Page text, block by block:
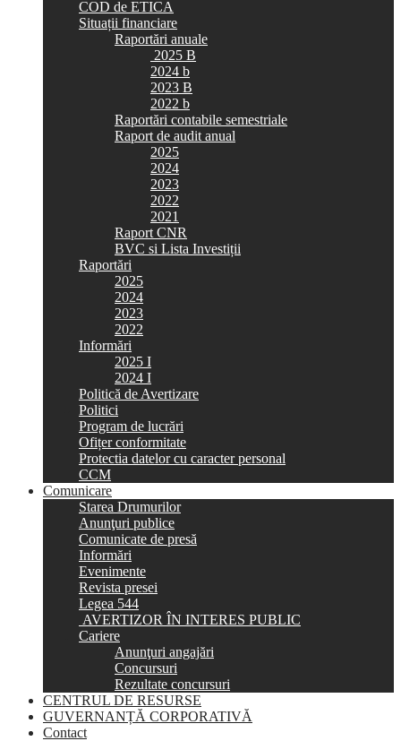
COD de ETICA
Situații financiare
Raportări anuale
2025 B
2024 b
2023 B
2022 b
Raportări contabile semestriale
Raport de audit anual
2025
2024
2023
2022
2021
Raport CNR
BVC si Lista Investiții
Raportări
2025
2024
2023
2022
Informări
2025 I
2024 I
Politică de Avertizare
Politici
Program de lucrări
Ofițer conformitate
Protectia datelor cu caracter personal
CCM
Comunicare
Starea Drumurilor
Anunţuri publice
Comunicate de presă
Informări
Evenimente
Revista presei
Legea 544
AVERTIZOR ÎN INTERES PUBLIC
Cariere
Anunţuri angajări
Concursuri
Rezultate concursuri
CENTRUL DE RESURSE
GUVERNANȚĂ CORPORATIVĂ
Contact